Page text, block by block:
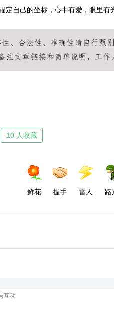
定自己的坐标，心中有爱，眼里
10 人收藏
鲜花 握手 雷人 路